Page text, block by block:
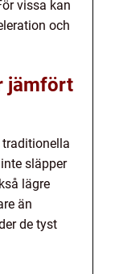
vissa kan
och
jämfört
släpper
lägre
än
de tyst